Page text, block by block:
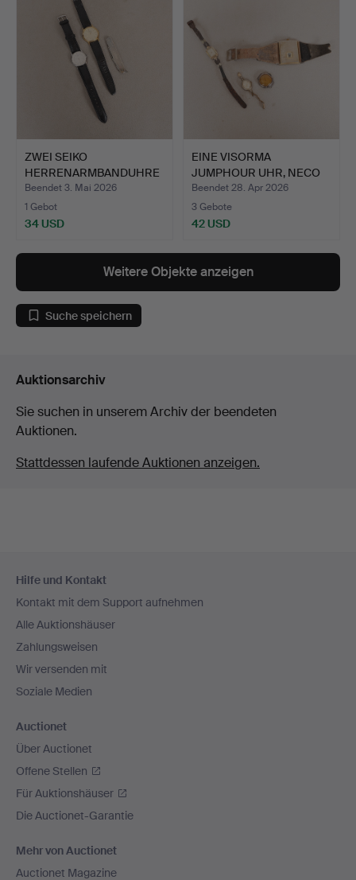
ZWEI SEIKO
HERRENARMBANDUHRE
N ZUSAMMEN MIT…
Beendet 3. Mai 2026
1 Gebot
34 USD
EINE VISORMA
JUMPHOUR UHR, NECO
DAMENUHR, …
Beendet 28. Apr 2026
3 Gebote
42 USD
Weitere Objekte anzeigen
Suche speichern
Auktionsarchiv
Sie suchen in unserem Archiv der beendeten
Auktionen.
Stattdessen laufende Auktionen anzeigen.
Navigation
Hilfe und Kontakt
Kontakt mit dem Support aufnehmen
Alle Auktionshäuser
Zahlungsweisen
Wir versenden mit
Soziale Medien
Auctionet
Über Auctionet
Offene Stellen
Für Auktionshäuser
Die Auctionet-Garantie
Mehr von Auctionet
Auctionet Magazine